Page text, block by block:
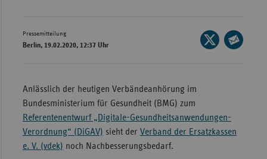
Pressemitteilung
Berlin, 19.02.2020, 12:37 Uhr
Seite
auf
Anlässlich der heutigen Verbändeanhörung im
Bundesministerium für Gesundheit (BMG) zum
Referentenentwurf „Digitale-Gesundheitsanwendungen-
Verordnung“ (DiGAV) sieht der Verband der Ersatzkassen
e. V. (vdek) noch Nachbesserungsbedarf.